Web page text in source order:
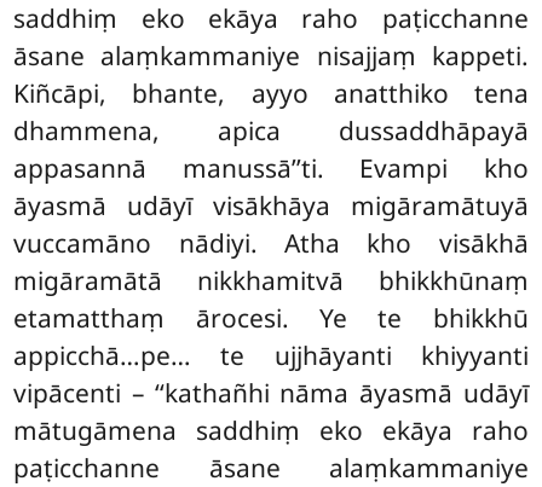
saddhiṃ eko ekāya raho paṭicchanne
āsane alaṃkammaniye nisajjaṃ kappeti.
Kiñcāpi, bhante, ayyo anatthiko tena
dhammena, apica dussaddhāpayā
appasannā manussā’’ti. Evampi kho
āyasmā udāyī visākhāya migāramātuyā
vuccamāno nādiyi. Atha kho visākhā
migāramātā nikkhamitvā bhikkhūnaṃ
etamatthaṃ ārocesi. Ye te bhikkhū
appicchā…pe… te ujjhāyanti khiyyanti
vipācenti – ‘‘kathañhi nāma āyasmā udāyī
mātugāmena saddhiṃ eko ekāya raho
paṭicchanne āsane alaṃkammaniye